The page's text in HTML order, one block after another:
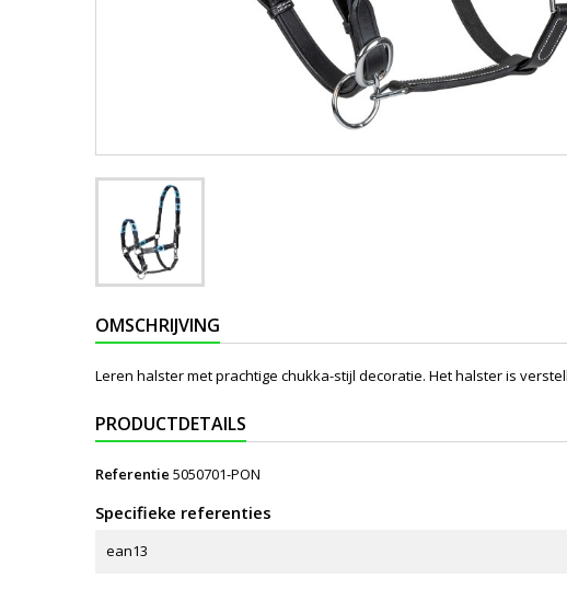
OMSCHRIJVING
Leren halster met prachtige chukka-stijl decoratie. Het halster is
PRODUCTDETAILS
Referentie 5050701-PON
Specifieke referenties
ean13